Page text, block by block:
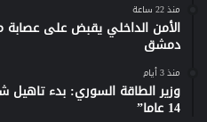
منذ 22 ساعة
الأمن الداخلي يقبض على
دمشق
منذ 3 أيام
وزير الطاقة السوري: بدء تاهيل
14 عاما”